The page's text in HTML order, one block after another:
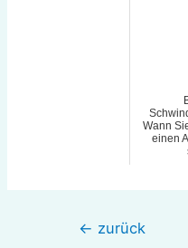
Wann
einen
← zurück